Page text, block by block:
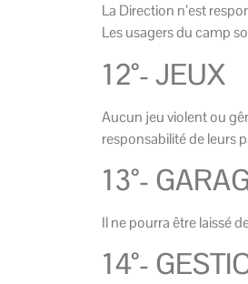
La Direction n’est
Les usagers du camp
12°- JEUX
Aucun jeu violent ou
responsabilité de leurs
13°-
Il ne pourra être laissé
14°-